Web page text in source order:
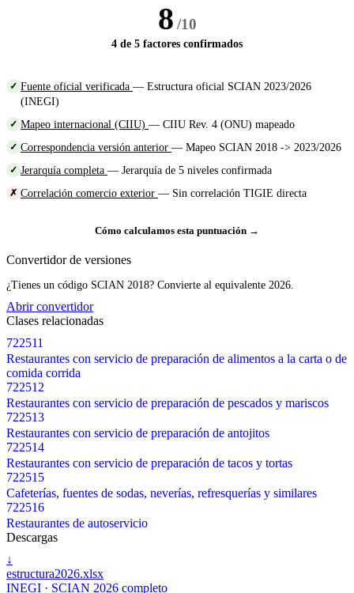
8 /10
4 de 5 factores confirmados
✓ Fuente oficial verificada — Estructura oficial SCIAN 2023/2026
(INEGI)
✓ Mapeo internacional (CIIU) — CIIU Rev. 4 (ONU) mapeado
✓ Correspondencia versión anterior — Mapeo SCIAN 2018 -> 2023/2026
✓ Jerarquía completa — Jerarquía de 5 niveles confirmada
✗ Correlación comercio exterior — Sin correlación TIGIE directa
Cómo calculamos esta puntuación →
Convertidor de versiones
¿Tienes un código SCIAN 2018? Convierte al equivalente 2026.
Abrir convertidor
Clases relacionadas
722511
Restaurantes con servicio de preparación de alimentos a la carta o de
comida corrida
722512
Restaurantes con servicio de preparación de pescados y mariscos
722513
Restaurantes con servicio de preparación de antojitos
722514
Restaurantes con servicio de preparación de tacos y tortas
722515
Cafeterías, fuentes de sodas, neverías, refresquerías y similares
722516
Restaurantes de autoservicio
Descargas
↓
estructura2026.xlsx
INEGI · SCIAN 2026 completo